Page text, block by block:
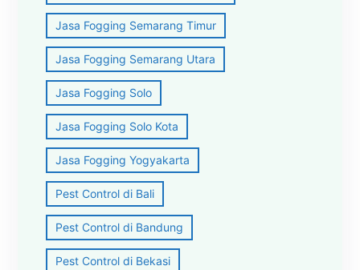
Jasa Fogging Semarang Timur
Jasa Fogging Semarang Utara
Jasa Fogging Solo
Jasa Fogging Solo Kota
Jasa Fogging Yogyakarta
Pest Control di Bali
Pest Control di Bandung
Pest Control di Bekasi